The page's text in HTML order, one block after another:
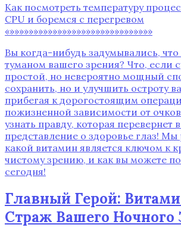
Как посмотреть температуру
CPU и боремся с перегревом
«»»»»»»»»»»»»»»»»»»»»»»»»»»»»»»
Вы когда-нибудь задумывались, что
туманом вашего зрения? Что, если
простой, но невероятно мощный
сохранить, но и улучшить остроту
прибегая к дорогостоящим
пожизненной зависимости от
узнать правду, которая перевернет
представление о здоровье глаз!
какой витамин является ключом к
чистому зрению, и как вы можете
сегодня!
Главный Герой:
Страж Вашего Ночного